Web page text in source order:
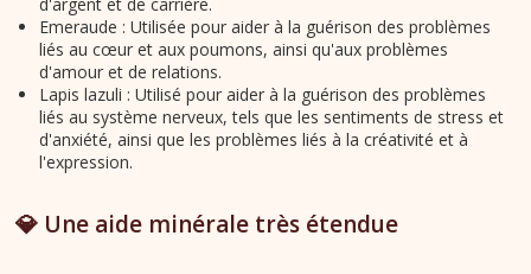
Emeraude : Utilisée pour aider à la guérison des problèmes
liés au cœur et aux poumons, ainsi qu'aux problèmes
d'amour et de relations.
Lapis lazuli : Utilisé pour aider à la guérison des problèmes
liés au système nerveux, tels que les sentiments de stress et
d'anxiété, ainsi que les problèmes liés à la créativité et à
l'expression.
💎 Une aide minérale très étendue